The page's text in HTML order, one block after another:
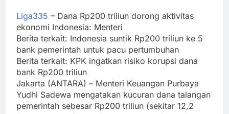
Liga335 – Dana Rp200 triliun dorong aktivitas
ekonomi Indonesia: Menteri
Berita terkait: Indonesia suntik Rp200 triliun ke 5
bank pemerintah untuk pacu pertumbuhan
Berita terkait: KPK ingatkan risiko korupsi dana
bank Rp200 triliun
Jakarta (ANTARA) – Menteri Keuangan Purbaya
Yudhi Sadewa mengatakan kucuran dana talangan
pemerintah sebesar Rp200 triliun (sekitar 12,2